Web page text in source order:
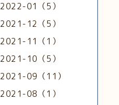
2022-01（5）
2021-12（5）
2021-11（1）
2021-10（5）
2021-09（11）
2021-08（1）